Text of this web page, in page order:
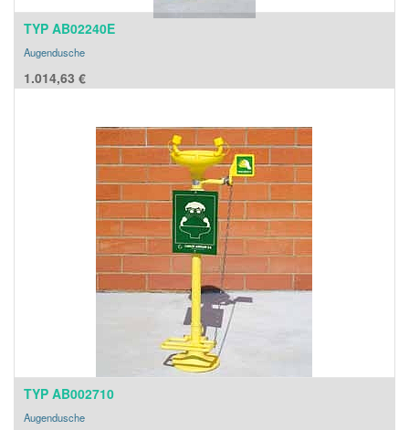
TYP AB02240E
Augendusche
1.014,63 €
TYP AB002710
Augendusche